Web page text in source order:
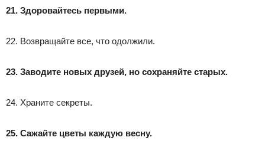
21. Здоровайтесь первыми.
22. Возвращайте все, что одолжили.
23. Заводите новых друзей, но сохраняйте старых.
24. Храните секреты.
25. Сажайте цветы каждую весну.